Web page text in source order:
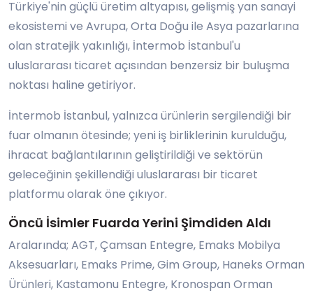
Türkiye'nin güçlü üretim altyapısı, gelişmiş yan sanayi
ekosistemi ve Avrupa, Orta Doğu ile Asya pazarlarına
olan stratejik yakınlığı, İntermob İstanbul'u
uluslararası ticaret açısından benzersiz bir buluşma
noktası haline getiriyor.
İntermob İstanbul, yalnızca ürünlerin sergilendiği bir
fuar olmanın ötesinde; yeni iş birliklerinin kurulduğu,
ihracat bağlantılarının geliştirildiği ve sektörün
geleceğinin şekillendiği uluslararası bir ticaret
platformu olarak öne çıkıyor.
Öncü İsimler Fuarda Yerini Şimdiden Aldı
Aralarında; AGT, Çamsan Entegre, Emaks Mobilya
Aksesuarları, Emaks Prime, Gim Group, Haneks Orman
Ürünleri, Kastamonu Entegre, Kronospan Orman